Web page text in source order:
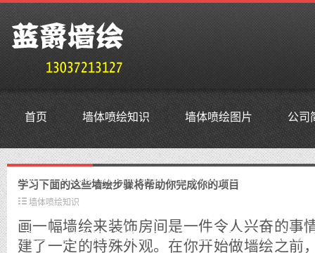
首页 墙体喷绘知识 墙体喷绘图片 公司
鳜鱼外贸抗投诉服务器,免投诉vps,防投诉主机空间,美国
鳜鱼老域名购买,老域名交易,老域名出售,已备案域名,百度
学习下面的这些墙绘步骤将帮助你完成你的项目
墙体喷绘知识
画一幅墙绘来装饰房间是一件令人兴奋的事
建了一定的特殊外观。在你开始做墙绘之前